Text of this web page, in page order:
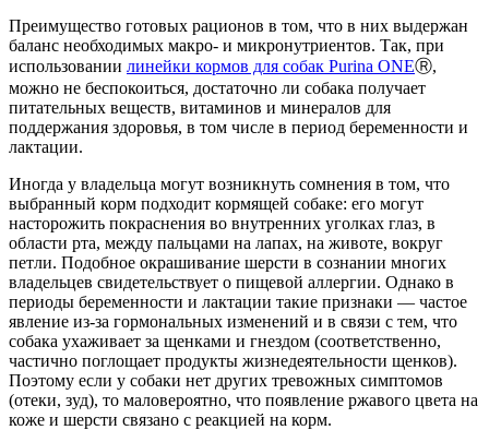
Преимущество готовых рационов в том, что в них выдержан
баланс необходимых макро- и микронутриентов. Так, при
использовании линейки кормов для собак Purina ONEⓇ,
можно не беспокоиться, достаточно ли собака получает
питательных веществ, витаминов и минералов для
поддержания здоровья, в том числе в период беременности и
лактации.
Иногда у владельца могут возникнуть сомнения в том, что
выбранный корм подходит кормящей собаке: его могут
насторожить покраснения во внутренних уголках глаз, в
области рта, между пальцами на лапах, на животе, вокруг
петли. Подобное окрашивание шерсти в сознании многих
владельцев свидетельствует о пищевой аллергии. Однако в
периоды беременности и лактации такие признаки — частое
явление из-за гормональных изменений и в связи с тем, что
собака ухаживает за щенками и гнездом (соответственно,
частично поглощает продукты жизнедеятельности щенков).
Поэтому если у собаки нет других тревожных симптомов
(отеки, зуд), то маловероятно, что появление ржавого цвета на
коже и шерсти связано с реакцией на корм.